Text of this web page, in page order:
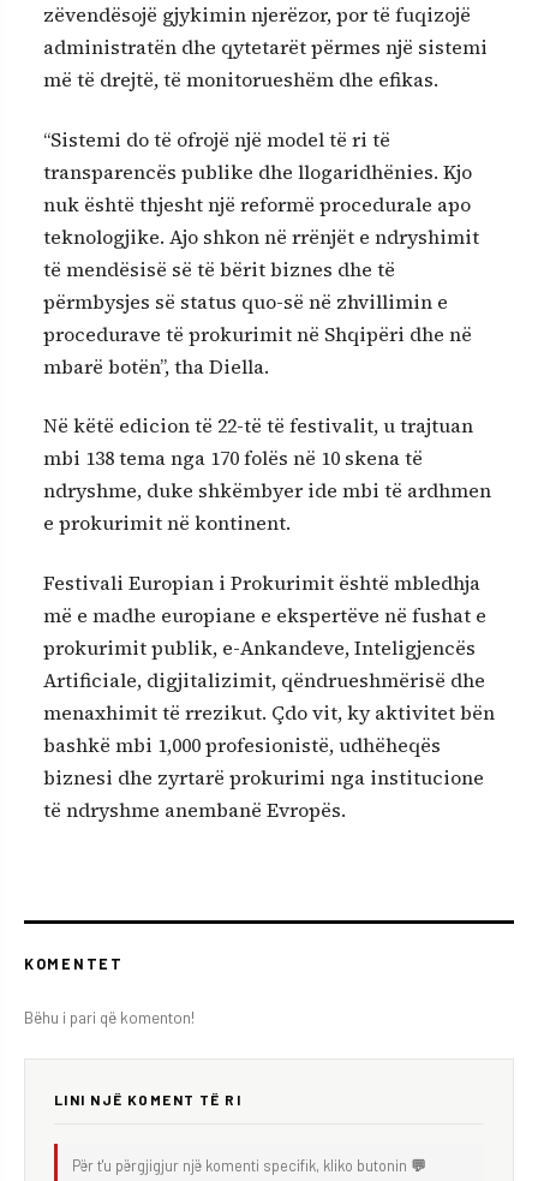
zëvendësojë gjykimin njerëzor, por të fuqizojë
administratën dhe qytetarët përmes një sistemi
më të drejtë, të monitorueshëm dhe efikas.
“Sistemi do të ofrojë një model të ri të
transparencës publike dhe llogaridhënies. Kjo
nuk është thjesht një reformë procedurale apo
teknologjike. Ajo shkon në rrënjët e ndryshimit
të mendësisë së të bërit biznes dhe të
përmbysjes së status quo-së në zhvillimin e
procedurave të prokurimit në Shqipëri dhe në
mbarë botën”, tha Diella.
Në këtë edicion të 22-të të festivalit, u trajtuan
mbi 138 tema nga 170 folës në 10 skena të
ndryshme, duke shkëmbyer ide mbi të ardhmen
e prokurimit në kontinent.
Festivali Europian i Prokurimit është mbledhja
më e madhe europiane e ekspertëve në fushat e
prokurimit publik, e-Ankandeve, Inteligjencës
Artificiale, digjitalizimit, qëndrueshmërisë dhe
menaxhimit të rrezikut. Çdo vit, ky aktivitet bën
bashkë mbi 1,000 profesionistë, udhëheqës
biznesi dhe zyrtarë prokurimi nga institucione
të ndryshme anembanë Evropës.
KOMENTET
Bëhu i pari që komenton!
LINI NJË KOMENT TË RI
Për t'u përgjigjur një komenti specifik, kliko butonin 💬